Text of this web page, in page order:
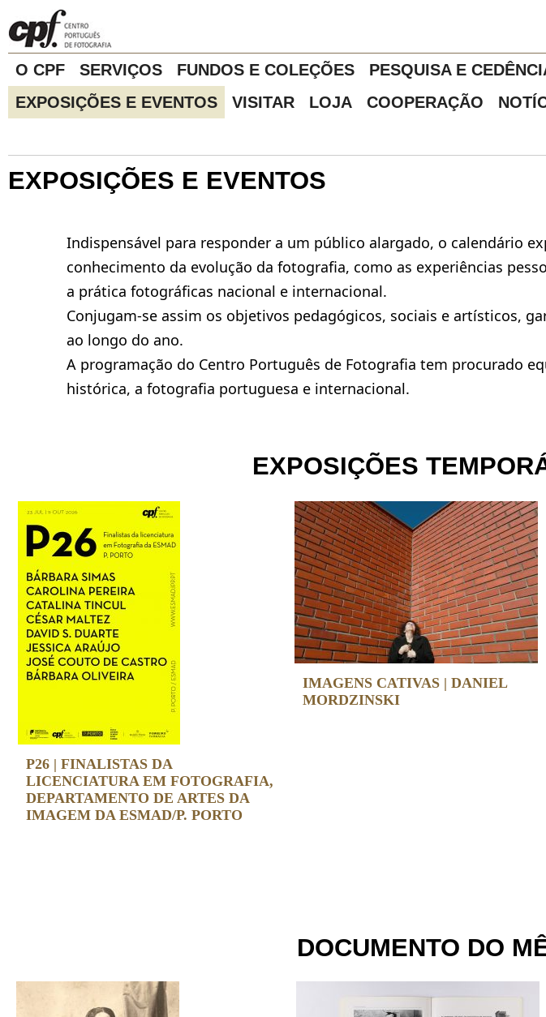
O CPF SERVIÇOS FUNDOS E COLEÇÕES PESQUISA E
EXPOSIÇÕES E EVENTOS
VISITAR LOJA COOPERAÇÃO
EXPOSIÇÕES E EVENTOS
Indispensável para responder a um público alargado, o calendário
conhecimento da evolução da fotografia, como as experiências
a prática fotográficas nacional e internacional.
Conjugam-se assim os objetivos pedagógicos, sociais e artísticos,
ao longo do ano.
A programação do Centro Português de Fotografia tem procurado
histórica, a fotografia portuguesa e internacional.
EXPOSIÇÕES
P26 | FINALISTAS DA
LICENCIATURA EM FOTOGRAFIA,
DEPARTAMENTO DE ARTES DA
IMAGEM DA ESMAD/P. PORTO
IMAGENS CATIVAS | DANIEL
MORDZINSKI
DOCUMENTO DO